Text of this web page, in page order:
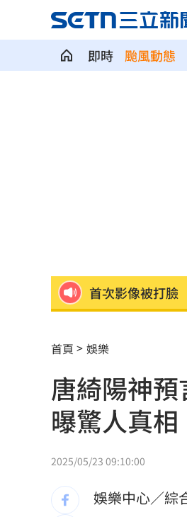
即時 颱風動態
首次影像被打
影片曝光！台中
AND2BLE、
獨／再爆隨機攻
產蛋量下降 本
KISS OF LIFE
首頁 娛樂
唐綺陽神
曝驚人真相
2025/05/23 09:10:00
娛樂中心／綜